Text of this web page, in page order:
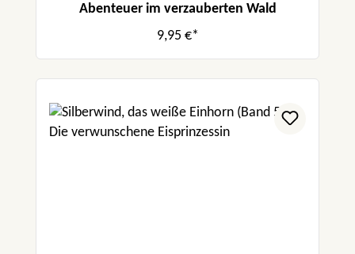
Abenteuer im verzauberten Wald
9,95 €*